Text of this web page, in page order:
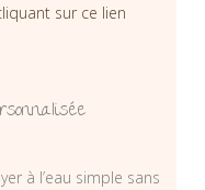
sur ce lien
à l’eau simple sans